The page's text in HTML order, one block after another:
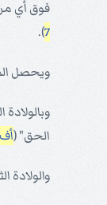
فوق أي
7
).
ويحصل
الحق" (أف 4: 24